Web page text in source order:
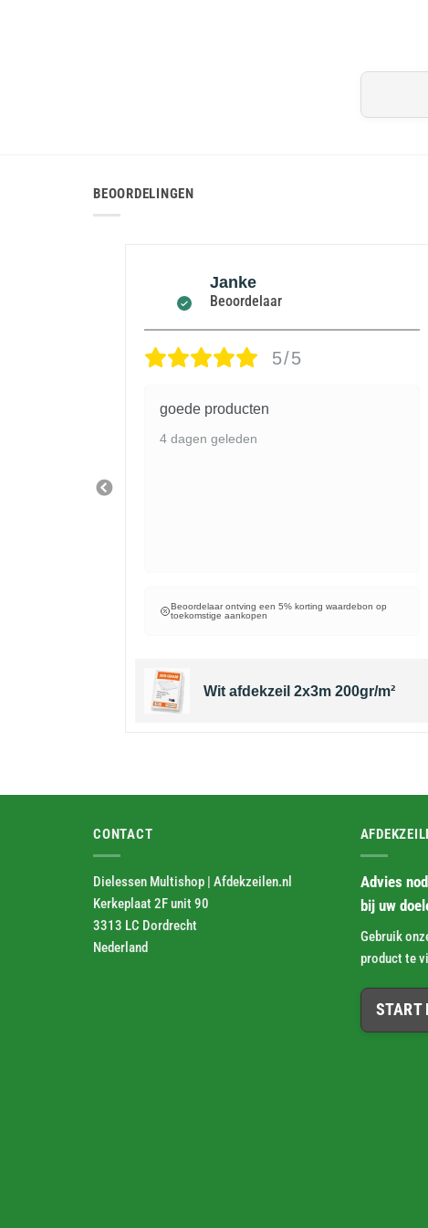
BEOORDELINGEN
Janke
Beoordelaar
5/5
goede producten
4 dagen geleden
Beoordelaar ontving een 5% korting waardebon op
toekomstige aankopen
Wit afdekzeil 2x3m 200gr/m²
CONTACT
Dielessen Multishop | Afdekzeilen.nl
Kerkeplaat 2F unit 90
3313 LC Dordrecht
Nederland
Advies
bij uw
Gebruik
product te
START